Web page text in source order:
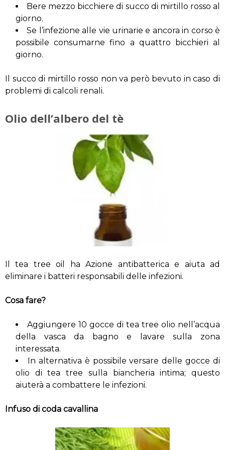
Bere mezzo bicchiere di succo di mirtillo rosso al
giorno.
Se l’infezione alle vie urinarie e ancora in corso è
possibile consumarne fino a quattro bicchieri al
giorno.
Il succo di mirtillo rosso non va però bevuto in caso di
problemi di calcoli renali.
Olio dell’albero del tè
Il tea tree oil ha Azione antibatterica e aiuta ad
eliminare i batteri responsabili delle infezioni.
Cosa fare?
Aggiungere 10 gocce di tea tree olio nell’acqua
della vasca da bagno e lavare sulla zona
interessata.
In alternativa è possibile versare delle gocce di
olio di tea tree sulla biancheria intima; questo
aiuterà a combattere le infezioni.
Infuso di coda cavallina